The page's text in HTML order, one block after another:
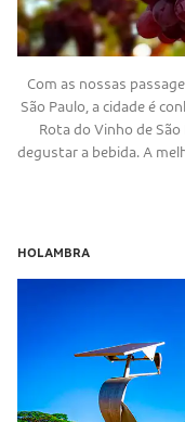
Com as nossas
São Paulo, a cidade é
Rota do Vinho de
degustar a bebida. A
HOLAMBRA